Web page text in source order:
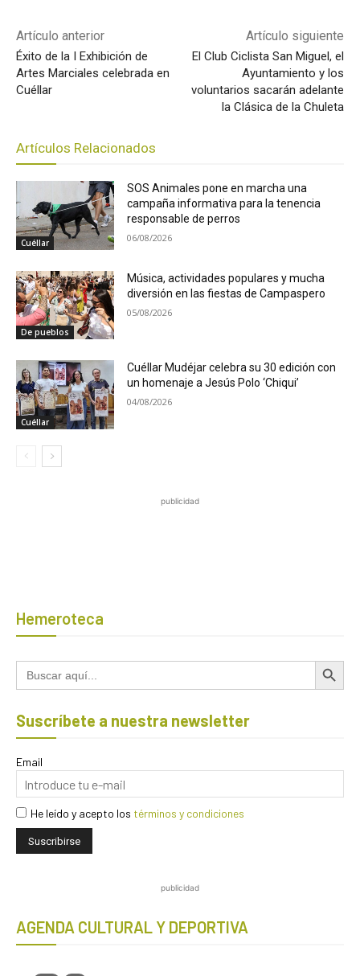
Artículo anterior
Éxito de la I Exhibición de
Artes Marciales celebrada en
Cuéllar
Artículo siguiente
El Club Ciclista San Miguel, el
Ayuntamiento y los
voluntarios sacarán adelante
la Clásica de la Chuleta
Artículos Relacionados
Cuéllar
SOS Animales pone en marcha una
campaña informativa para la tenencia
responsable de perros
06/08/2026
De pueblos
Música, actividades populares y mucha
diversión en las fiestas de Campaspero
05/08/2026
Cuéllar
Cuéllar Mudéjar celebra su 30 edición con
un homenaje a Jesús Polo ‘Chiqui’
04/08/2026
publicidad
Hemeroteca
Buscar: Botón de
Suscríbete a nuestra newsletter
Email
He leído y acepto los términos y condiciones
publicidad
AGENDA CULTURAL Y DEPORTIVA